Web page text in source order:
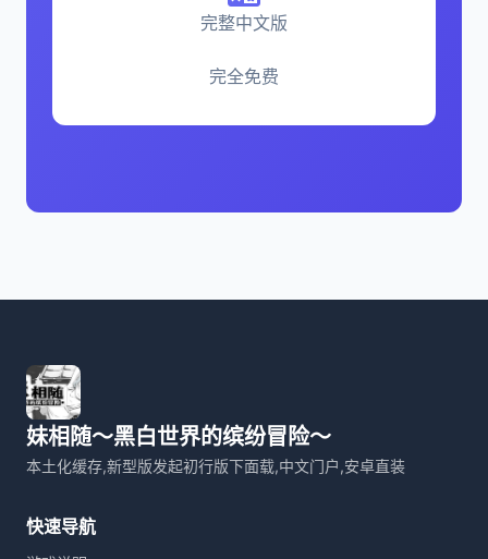
完整中文版
完全免费
妹相随～黑白世界的缤纷冒险～
本土化缓存,新型版发起初行版下面载,中文门户,安卓直装
快速导航